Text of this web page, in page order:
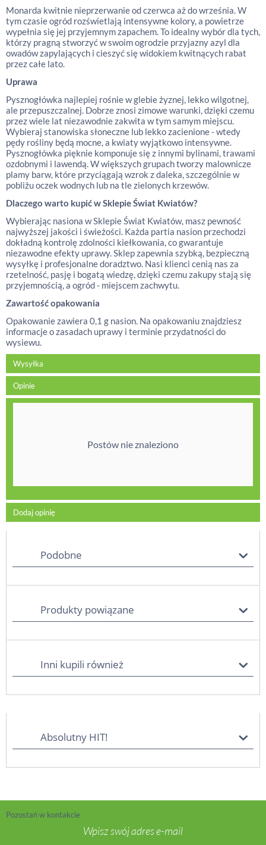
Monarda kwitnie nieprzerwanie od czerwca aż do września. W
tym czasie ogród rozświetlają intensywne kolory, a powietrze
wypełnia się jej przyjemnym zapachem. To idealny wybór dla tych,
którzy pragną stworzyć w swoim ogrodzie przyjazny azyl dla
owadów zapylających i cieszyć się widokiem kwitnących rabat
przez całe lato.
Uprawa
Pysznogłówka najlepiej rośnie w glebie żyznej, lekko wilgotnej,
ale przepuszczalnej. Dobrze znosi zimowe warunki, dzięki czemu
przez wiele lat niezawodnie zakwita w tym samym miejscu.
Wybieraj stanowiska słoneczne lub lekko zacienione - wtedy
pędy rośliny będą mocne, a kwiaty wyjątkowo intensywne.
Pysznogłówka pięknie komponuje się z innymi bylinami, trawami
ozdobnymi i lawendą. W większych grupach tworzy malownicze
plamy barw, które przyciągają wzrok z daleka, szczególnie w
pobliżu oczek wodnych lub na tle zielonych krzewów.
Dlaczego warto kupić w Sklepie Świat Kwiatów?
Wybierając nasiona w Sklepie Świat Kwiatów, masz pewność
najwyższej jakości i świeżości. Każda partia nasion przechodzi
dokładną kontrolę zdolności kiełkowania, co gwarantuje
niezawodne efekty uprawy. Sklep zapewnia szybką, bezpieczną
wysyłkę i profesjonalne doradztwo. Nasi klienci cenią nas za
rzetelność, pasję i bogatą wiedzę, dzięki czemu zakupy stają się
przyjemnością, a ogród - miejscem zachwytu.
Zawartość opakowania
Opakowanie zawiera 0,1 g nasion. Na opakowaniu znajdziesz
informacje o zasadach uprawy i terminie przydatności do
wysiewu.
Wysyłka
Opinie
Postów nie znaleziono
Dodaj opinię
Podobne
Produkty powiązane
Inni kupili również
Absolutny HIT!
Pozostań w kontakcie
Wpisz swój adres e-mail